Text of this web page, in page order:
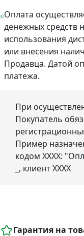
Оплата
денежных средств
использования
или внесения
Продавца. Датой
платежа.
При
Покупатель
Пример
кодом ХХХХ:
_, клиент ХХХХ
Гарантия на